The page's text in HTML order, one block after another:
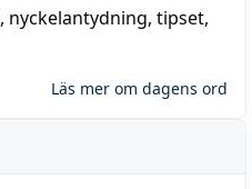
, nyckelantydning, tipset,
Läs mer om dagens ord